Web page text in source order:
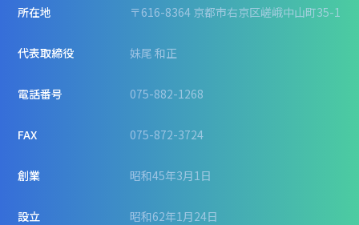
所在地 〒616-8364 京都市右京区嵯峨中山町35-1
代表取締役 妹尾 和正
電話番号 075-882-1268
FAX 075-872-3724
創業 昭和45年3月1日
設立 昭和62年1月24日